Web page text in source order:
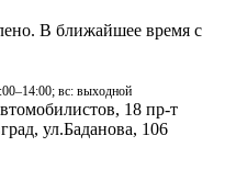
В ближайшее время с
вс: выходной
18 пр-т
ул.Баданова, 106